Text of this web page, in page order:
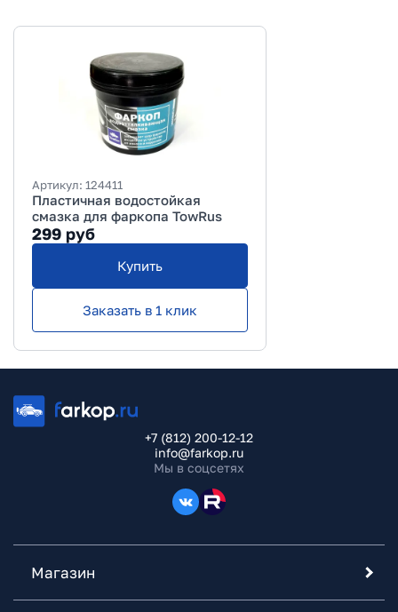
Артикул: 124411
Пластичная водостойкая
смазка для фаркопа TowRus
299 руб
Купить
Заказать в 1 клик
+7 (812) 200-12-12
info@farkop.ru
Мы в соцсетях
Магазин